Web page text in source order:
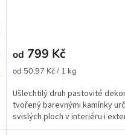
od 799 Kč
Měrná
od 50,97 Kč / 1 kg
Ušlechtilý druh pastovité
tvořený barevnými kamínky
svislých ploch v interiéru i